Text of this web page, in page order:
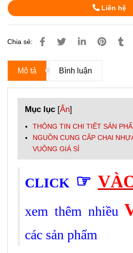
Liên hệ
Chia sẻ:
Mô tả Bình luận
Mục lục [Ẩn]
THÔNG TIN CHI TIẾT SẢN
NGUỒN CUNG CẤP CHAI
VUÔNG GIÁ SỈ
CLICK ☞
xem thêm nhiều
các sản phẩm